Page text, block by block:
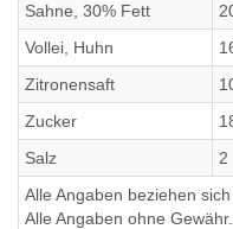
Sahne, 30% Fett
Vollei, Huhn
Zitronensaft
Zucker
Salz
2
Alle Angaben beziehen
Alle Angaben ohne Gewähr.